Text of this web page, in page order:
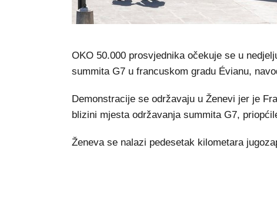
OKO 50.000 prosvjednika očekuje se u
summita G7 u francuskom gradu Évianu,
Demonstracije se održavaju u Ženevi jer je
blizini mjesta održavanja summita G7,
Ženeva se nalazi pedesetak kilometara